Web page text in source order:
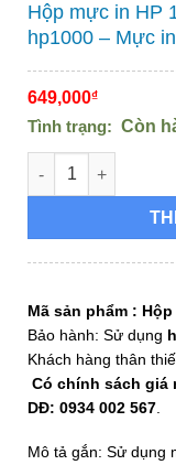
Hộp mực in HP
hp1000 – Mực
649,000₫
Tình trạng: Còn
Hộp mực in HP
Mã sản phẩm : Hộp
Bảo hành: Sử dụng
Khách hàng thân
Có chính sách giá
DĐ: 0934 002 567
Mô tả gắn: Sử dụng